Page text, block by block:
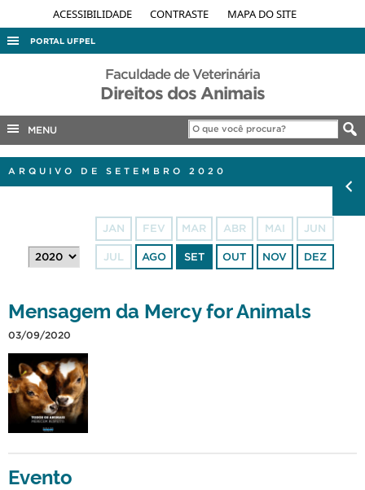
ACESSIBILIDADE CONTRASTE MAPA DO SITE
PORTAL UFPEL
ACESSO À INFORMAÇÃO
PORTARIAS
Faculdade de Veterinária
Direitos dos Animais
MENU
ARQUIVO DE SETEMBRO 2020
JAN FEV MAR ABR MAI JUN
JUL AGO SET OUT NOV DEZ
Mensagem da Mercy for Animals
03/09/2020
Evento